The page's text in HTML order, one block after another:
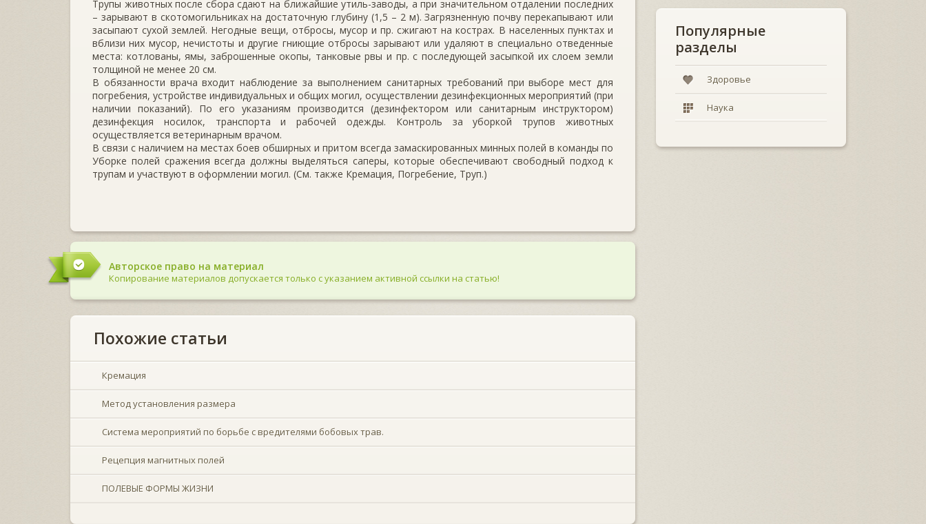
Трупы животных после сбора сдают на ближайшие утиль-заводы, а при значительном отдалении последних
– зарывают в скотомогильниках на достаточную глубину (1,5 – 2 м). Загрязненную почву перекапывают или
засыпают сухой землей. Негодные вещи, отбросы, мусор и пр. сжигают на кострах. В населенных пунктах и
вблизи них мусор, нечистоты и другие гниющие отбросы зарывают или удаляют в специально отведенные
места: котлованы, ямы, заброшенные окопы, танковые рвы и пр. с последующей засыпкой их слоем земли
толщиной не менее 20 см.
В обязанности врача входит наблюдение за выполнением санитарных требований при выборе мест для
погребения, устройстве индивидуальных и общих могил, осуществлении дезинфекционных мероприятий (при
наличии показаний). По его указаниям производится (дезинфектором или санитарным инструктором)
дезинфекция носилок, транспорта и рабочей одежды. Контроль за уборкой трупов животных
осуществляется ветеринарным врачом.
В связи с наличием на местах боев обширных и притом всегда замаскированных минных полей в команды по
Уборке полей сражения всегда должны выделяться саперы, которые обеспечивают свободный подход к
трупам и участвуют в оформлении могил. (См. также Кремация, Погребение, Труп.)
Авторское право на материал
Копирование материалов допускается только с указанием активной ссылки на статью!
Похожие статьи
Кремация
Метод установления размера
Система мероприятий по борьбе с вредителями бобовых трав.
Рецепция магнитных полей
ПОЛЕВЫЕ ФОРМЫ ЖИЗНИ
Популярные
разделы
Здоровье
Наука